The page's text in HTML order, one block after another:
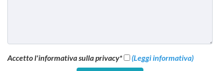
Accetto l'informativa sulla privacy* (Leggi informativa)